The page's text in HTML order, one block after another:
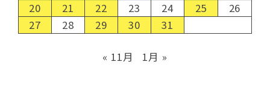
20
21 22 23 24 25
26
27
28 29 30 31
« 11月 1月 »